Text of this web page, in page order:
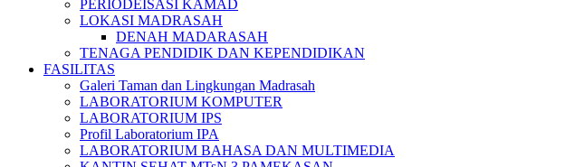
PERIODEISASI KAMAD
LOKASI MADRASAH
DENAH MADARASAH
TENAGA PENDIDIK DAN KEPENDIDIKAN
FASILITAS
Galeri Taman dan Lingkungan Madrasah
LABORATORIUM KOMPUTER
LABORATORIUM IPS
Profil Laboratorium IPA
LABORATORIUM BAHASA DAN MULTIMEDIA